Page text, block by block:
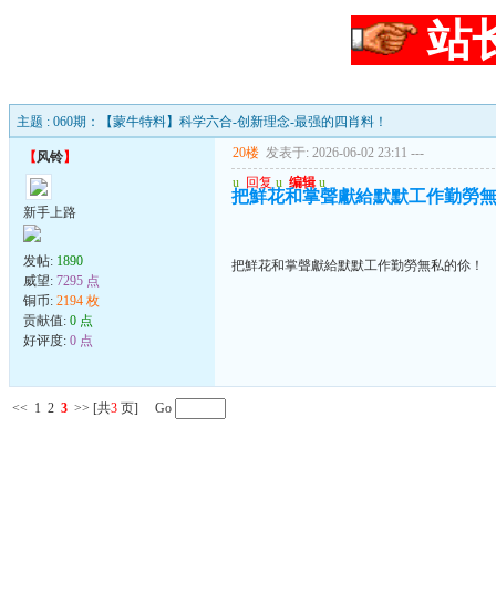
站
主题 : 060期：【蒙牛特料】科学六合-创新理念-最强的四肖料！
【风铃】
新手上路
发帖: 1890
威望: 7295 点
铜币: 2194 枚
贡献值: 0 点
好评度: 0 点
20楼 发表于: 2026-06-02 23:11 ---
u 回复 u 编辑 u
把鮮花和掌聲獻給默默工作勤勞
把鮮花和掌聲獻給默默工作勤勞無私的伱！
<< 1 2 3 >> [共3 页] Go